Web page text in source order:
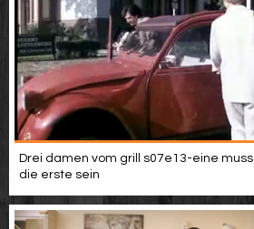
Drei damen vom grill s07e13-eine muss
die erste sein